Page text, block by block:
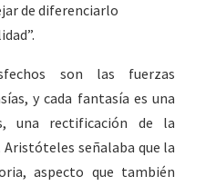
de diferenciarlo
son las fuerzas
y cada fantasía es una
una rectificación de la
señalaba que la
aspecto que también